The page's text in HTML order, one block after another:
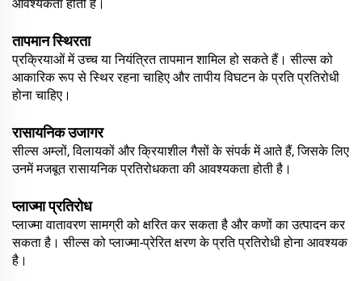
आवश्यकता होती है।
तापमान स्थिरता
प्रक्रियाओं में उच्च या नियंत्रित तापमान शामिल हो सकते हैं। सील्स को
आकारिक रूप से स्थिर रहना चाहिए और तापीय विघटन के प्रति प्रतिरोधी
होना चाहिए।
रासायनिक उजागर
सील्स अम्लों, विलायकों और क्रियाशील गैसों के संपर्क में आते हैं, जिसके लिए
उनमें मजबूत रासायनिक प्रतिरोधकता की आवश्यकता होती है।
प्लाज्मा प्रतिरोध
प्लाज्मा वातावरण सामग्री को क्षरित कर सकता है और कणों का उत्पादन कर
सकता है। सील्स को प्लाज्मा-प्रेरित क्षरण के प्रति प्रतिरोधी होना आवश्यक
है।